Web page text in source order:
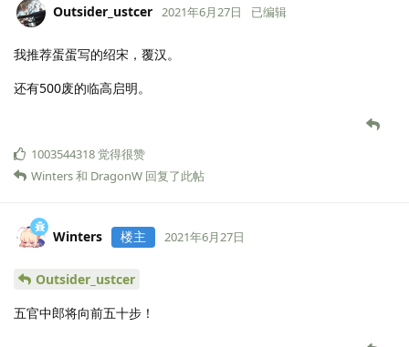
Outsider_ustcer 2021年6月27日 已编辑
我推荐蛋蛋写的绍宋，覆汉。
还有500废的临高启明。
1003544318觉得很赞
Winters和 DragonW 回复了此帖
Winters 楼主 2021年6月27日
Outsider_ustcer
五官中郎将向前五十步！